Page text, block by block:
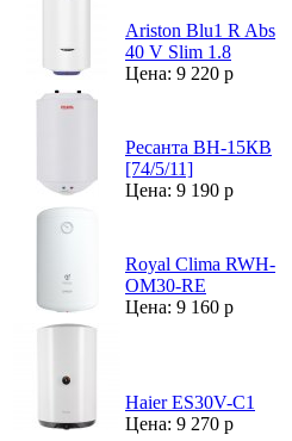
Ariston Blu1 R Abs
40 V Slim 1.8
Цена: 9 220 р
Ресанта ВН-15КВ
[74/5/11]
Цена: 9 190 р
Royal Clima RWH-
OM30-RE
Цена: 9 160 р
Haier ES30V-C1
Цена: 9 270 р